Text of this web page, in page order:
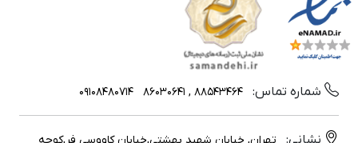
شماره تماس: 88543464 , 86030641
09108480714
نشانی: